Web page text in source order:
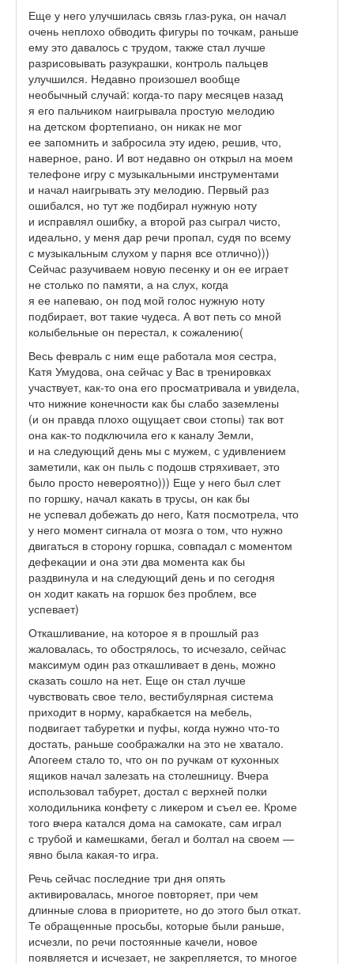
Еще у него улучшилась связь глаз-рука, он начал
очень неплохо обводить фигуры по точкам, раньше
ему это давалось с трудом, также стал лучше
разрисовывать разукрашки, контроль пальцев
улучшился. Недавно произошел вообще
необычный случай: когда-то пару месяцев назад
я его пальчиком наигрывала простую мелодию
на детском фортепиано, он никак не мог
ее запомнить и забросила эту идею, решив, что,
наверное, рано. И вот недавно он открыл на моем
телефоне игру с музыкальными инструментами
и начал наигрывать эту мелодию. Первый раз
ошибался, но тут же подбирал нужную ноту
и исправлял ошибку, а второй раз сыграл чисто,
идеально, у меня дар речи пропал, судя по всему
с музыкальным слухом у парня все отлично)))
Сейчас разучиваем новую песенку и он ее играет
не столько по памяти, а на слух, когда
я ее напеваю, он под мой голос нужную ноту
подбирает, вот такие чудеса. А вот петь со мной
колыбельные он перестал, к сожалению(
Весь февраль с ним еще работала моя сестра,
Катя Умудова, она сейчас у Вас в тренировках
участвует, как-то она его просматривала и увидела,
что нижние конечности как бы слабо заземлены
(и он правда плохо ощущает свои стопы) так вот
она как-то подключила его к каналу Земли,
и на следующий день мы с мужем, с удивлением
заметили, как он пыль с подошв стряхивает, это
было просто невероятно))) Еще у него был слет
по горшку, начал какать в трусы, он как бы
не успевал добежать до него, Катя посмотрела, что
у него момент сигнала от мозга о том, что нужно
двигаться в сторону горшка, совпадал с моментом
дефекации и она эти два момента как бы
раздвинула и на следующий день и по сегодня
он ходит какать на горшок без проблем, все
успевает)
Откашливание, на которое я в прошлый раз
жаловалась, то обострялось, то исчезало, сейчас
максимум один раз откашливает в день, можно
сказать сошло на нет. Еще он стал лучше
чувствовать свое тело, вестибулярная система
приходит в норму, карабкается на мебель,
подвигает табуретки и пуфы, когда нужно что-то
достать, раньше соображалки на это не хватало.
Апогеем стало то, что он по ручкам от кухонных
ящиков начал залезать на столешницу. Вчера
использовал табурет, достал с верхней полки
холодильника конфету с ликером и съел ее. Кроме
того вчера катался дома на самокате, сам играл
с трубой и камешками, бегал и болтал на своем —
явно была какая-то игра.
Речь сейчас последние три дня опять
активировалась, многое повторяет, при чем
длинные слова в приоритете, но до этого был откат.
Те обращенные просьбы, которые были раньше,
исчезли, по речи постоянные качели, новое
появляется и исчезает, не закрепляется, то многое